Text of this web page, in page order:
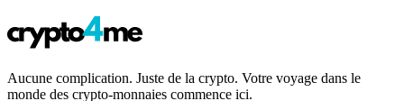
Aucune complication. Juste de la crypto. Votre voyage dans le
monde des crypto-monnaies commence ici.